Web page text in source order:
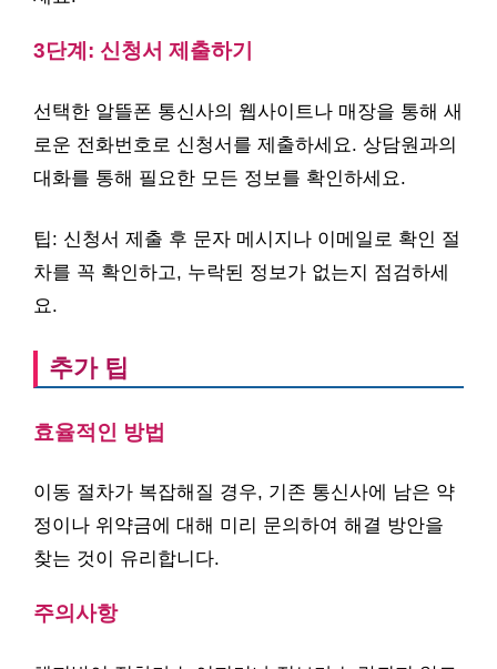
3단계: 신청서 제출하기
선택한 알뜰폰 통신사의 웹사이트나 매장을 통해 새
로운 전화번호로 신청서를 제출하세요. 상담원과의
대화를 통해 필요한 모든 정보를 확인하세요.
팁: 신청서 제출 후 문자 메시지나 이메일로 확인 절
차를 꼭 확인하고, 누락된 정보가 없는지 점검하세
요.
추가 팁
효율적인 방법
이동 절차가 복잡해질 경우, 기존 통신사에 남은 약
정이나 위약금에 대해 미리 문의하여 해결 방안을
찾는 것이 유리합니다.
주의사항